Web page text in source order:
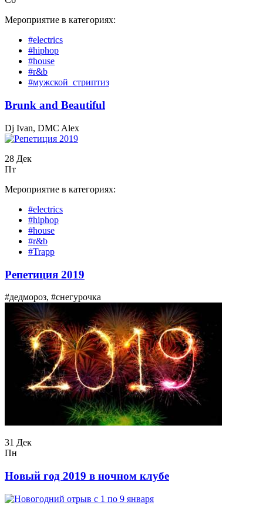
Мероприятие в категориях:
#electrics
#hiphop
#house
#r&b
#мужской_стриптиз
Вrunk and Beautiful
Dj Ivan, DMC Alex
28 Дек
Пт
Мероприятие в категориях:
#electrics
#hiphop
#house
#r&b
#Trapp
Репетиция 2019
#дедмороз, #снегурочка
31 Дек
Пн
Новый год 2019 в ночном клубе